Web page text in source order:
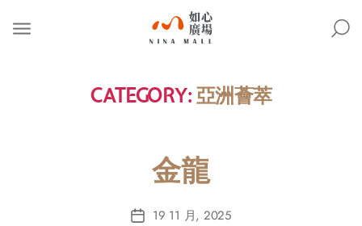
CATEGORY:亞洲薈萃
金龍
Post19 11 月, 2025